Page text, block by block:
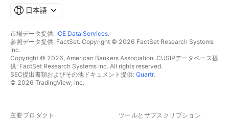
日本語
市場データ提供: ICE Data Services.
参照データ提供: FactSet. Copyright © 2026 FactSet Research Systems
Inc.
Copyright © 2026, American Bankers Association. CUSIPデータベース提
供: FactSet Research Systems Inc. All rights reserved.
SEC提出書類およびその他ドキュメント提供: Quartr.
© 2026 TradingView, Inc.
主要プロダクト ツールとサブスクリプション